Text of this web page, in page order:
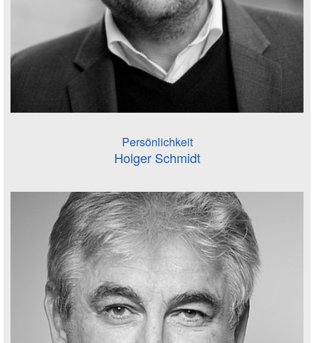
Persönlichkeit
Holger Schmidt